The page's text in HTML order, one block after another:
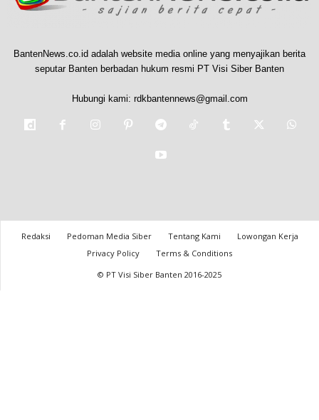
BantenNews.co.id adalah website media online yang menyajikan berita
seputar Banten berbadan hukum resmi PT Visi Siber Banten
Hubungi kami: rdkbantennews@gmail.com
Redaksi Pedoman Media Siber Tentang Kami
Lowongan Kerja
Privacy Policy
Terms & Conditions
© PT Visi Siber Banten 2016-2025